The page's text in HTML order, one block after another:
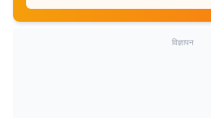
विज्ञापन